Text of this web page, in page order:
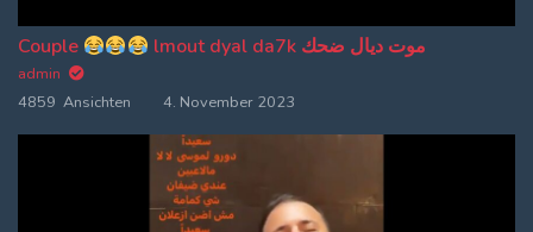
Couple lmout dyal da7k موت ديال ضحك
admin
4859 Ansichten
4. November 2023